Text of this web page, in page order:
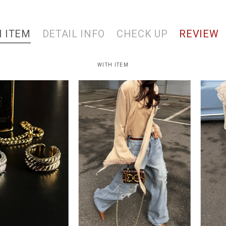
ITEM DETAIL INFO CHECK UP REVIEW
WITH ITEM